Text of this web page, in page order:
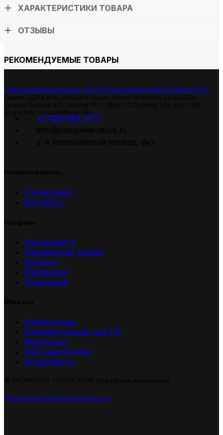
ХАРАКТЕРИСТИКИ ТОВАРА
ОТЗЫВЫ
РЕКОМЕНДУЕМЫЕ ТОВАРЫ
Главная Комплектующие для ПК Оперативная память Память DDR4
+7 495 001 1777
О компании
Контакты
Мой аккаунт
Оформление заказа
Корзина
Избранное
Сравнение
Компьютеры
Комплектующие для ПК
Мониторы
SSD-накопители
Видеокарты
Политика конфиденциальности